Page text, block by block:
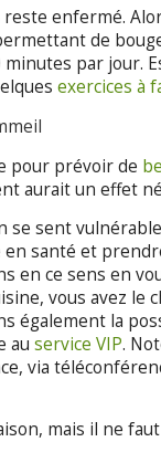
reste enfermé.
de
par jour.
exercices à
pour prévoir de
aurait un effet
se sent
santé et
en ce sens en
vous avez
également la
auservice VIP.
via
mais il ne